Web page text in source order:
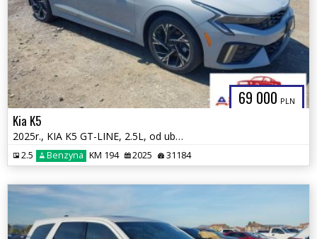
69 000 PLN
Kia K5
2025r., KIA K5 GT-LINE, 2.5L, od ubezpieczalni
2.5 Benzyna KM 194 2025 31184